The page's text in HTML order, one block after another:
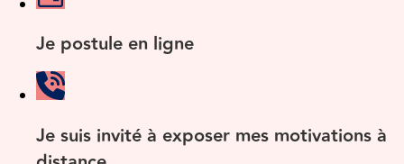
Je postule en ligne
Je suis invité à exposer mes motivations à